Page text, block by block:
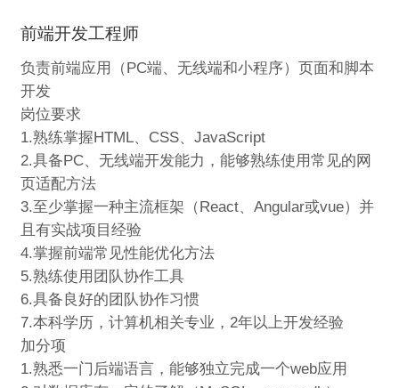
前端开发工程师
负责前端应用（PC端、无线端和小程序）页面和脚本
开发
岗位要求
1.熟练掌握HTML、CSS、JavaScript
2.具备PC、无线端开发能力，能够熟练使用常见的网
页适配方法
3.至少掌握一种主流框架（React、Angular或vue）并
且有实战项目经验
4.掌握前端常见性能优化方法
5.熟练使用团队协作工具
6.具备良好的团队协作习惯
7.本科学历，计算机相关专业，2年以上开发经验
加分项
1.熟悉一门后端语言，能够独立完成一个web应用